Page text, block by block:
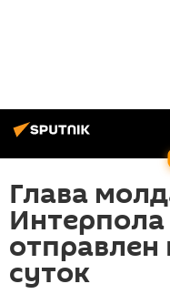
Глава
отправлен
суток